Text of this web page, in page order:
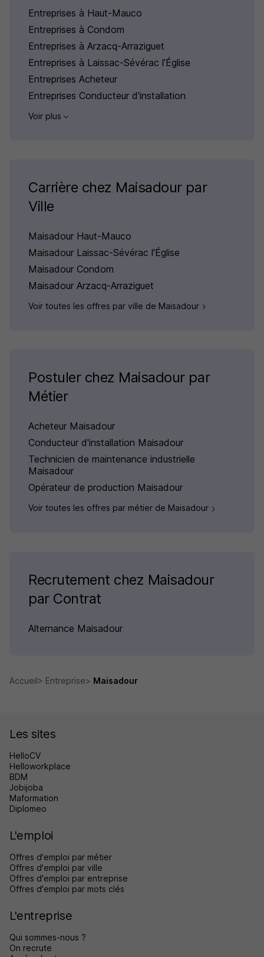
Entreprises à Haut-Mauco
Entreprises à Condom
Entreprises à Arzacq-Arraziguet
Entreprises à Laissac-Sévérac l'Église
Entreprises Acheteur
Entreprises Conducteur d'installation
Voir plus
Carrière chez Maisadour par
Ville
Maisadour Haut-Mauco
Maisadour Laissac-Sévérac l'Église
Maisadour Condom
Maisadour Arzacq-Arraziguet
Voir toutes les offres par ville de Maisadour
Postuler chez Maisadour par
Métier
Acheteur Maisadour
Conducteur d'installation Maisadour
Technicien de maintenance industrielle
Maisadour
Opérateur de production Maisadour
Voir toutes les offres par métier de Maisadour
Recrutement chez Maisadour
par Contrat
Alternance Maisadour
Accueil Entreprise Maisadour
Les sites
HelloCV
Helloworkplace
BDM
Jobijoba
Maformation
Diplomeo
L'emploi
Offres d'emploi par métier
Offres d'emploi par ville
Offres d'emploi par entreprise
Offres d'emploi par mots clés
L'entreprise
Qui sommes-nous ?
On recrute